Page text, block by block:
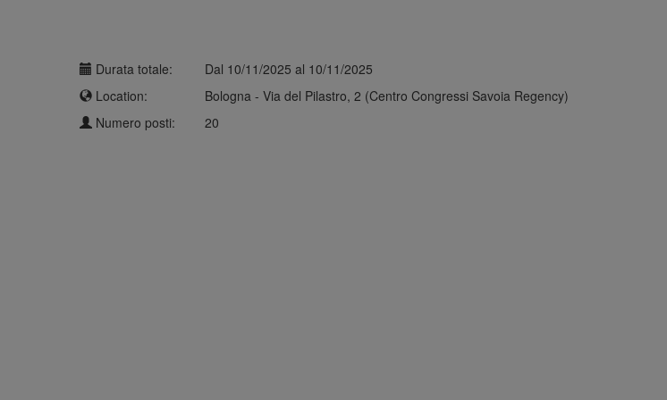
Durata totale:
Dal 10/11/2025 al 10/11/2025
Location:
Bologna - Via del Pilastro, 2 (Centro Congressi Savoia Regency)
Numero posti:
20